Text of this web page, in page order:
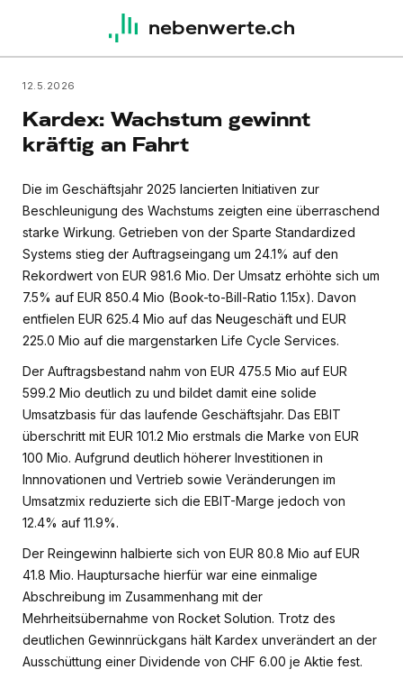
nebenwerte.ch
12.5.2026
Kardex: Wachstum gewinnt
kräftig an Fahrt
Die im Geschäftsjahr 2025 lancierten Initiativen zur
Beschleunigung des Wachstums zeigten eine überraschend
starke Wirkung. Getrieben von der Sparte Standardized
Systems stieg der Auftragseingang um 24.1% auf den
Rekordwert von EUR 981.6 Mio. Der Umsatz erhöhte sich um
7.5% auf EUR 850.4 Mio (Book-to-Bill-Ratio 1.15x). Davon
entfielen EUR 625.4 Mio auf das Neugeschäft und EUR
225.0 Mio auf die margenstarken Life Cycle Services.
Der Auftragsbestand nahm von EUR 475.5 Mio auf EUR
599.2 Mio deutlich zu und bildet damit eine solide
Umsatzbasis für das laufende Geschäftsjahr. Das EBIT
überschritt mit EUR 101.2 Mio erstmals die Marke von EUR
100 Mio. Aufgrund deutlich höherer Investitionen in
Innnovationen und Vertrieb sowie Veränderungen im
Umsatzmix reduzierte sich die EBIT-Marge jedoch von
12.4% auf 11.9%.
Der Reingewinn halbierte sich von EUR 80.8 Mio auf EUR
41.8 Mio. Hauptursache hierfür war eine einmalige
Abschreibung im Zusammenhang mit der
Mehrheitsübernahme von Rocket Solution. Trotz des
deutlichen Gewinnrückgans hält Kardex unverändert an der
Ausschüttung einer Dividende von CHF 6.00 je Aktie fest.